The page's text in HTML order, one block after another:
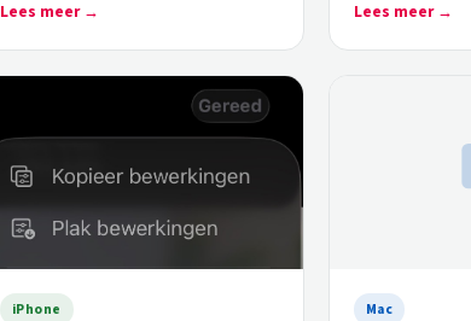
Lees meer → Lees meer →
iPhone Mac